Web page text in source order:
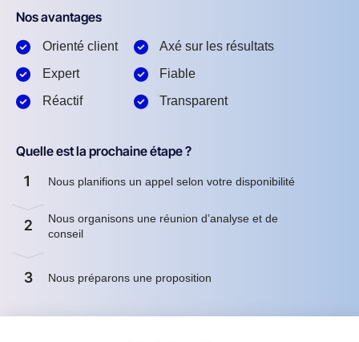
Nos avantages
Orienté client
Expert
Réactif
Axé sur les résultats
Fiable
Transparent
Quelle est la prochaine étape ?
1 Nous planifions un appel selon votre disponibilité
2
Nous organisons une réunion d’analyse et de
conseil
3 Nous préparons une proposition